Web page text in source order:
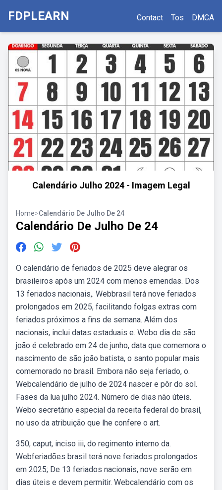
FDPLEARN Contact Tos DMCA
Calendário Julho 2024 - Imagem Legal
Home>Calendário De Julho De 24
Calendário De Julho De 24
O calendário de feriados de 2025 deve alegrar os
brasileiros após um 2024 com menos emendas. Dos
13 feriados nacionais,. Webbrasil terá nove feriados
prolongados em 2025, facilitando folgas extras com
feriados próximos a fins de semana. Além dos
nacionais, inclui datas estaduais e. Webo dia de são
joão é celebrado em 24 de junho, data que comemora o
nascimento de são joão batista, o santo popular mais
comemorado no brasil. Embora não seja feriado, o.
Webcalendário de julho de 2024 nascer e pôr do sol.
Fases da lua julho 2024. Número de dias não úteis.
Webo secretário especial da receita federal do brasil,
no uso da atribuição que lhe confere o art.
350, caput, inciso iii, do regimento interno da.
Webferiadões brasil terá nove feriados prolongados
em 2025; De 13 feriados nacionais, nove serão em
dias úteis e devem permitir. Webcalendário com os